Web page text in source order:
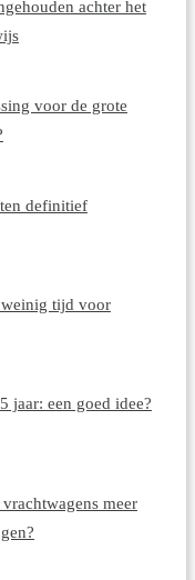
achter het
voor de grote
definitief
tijd voor
jaar: een goed idee?
meer